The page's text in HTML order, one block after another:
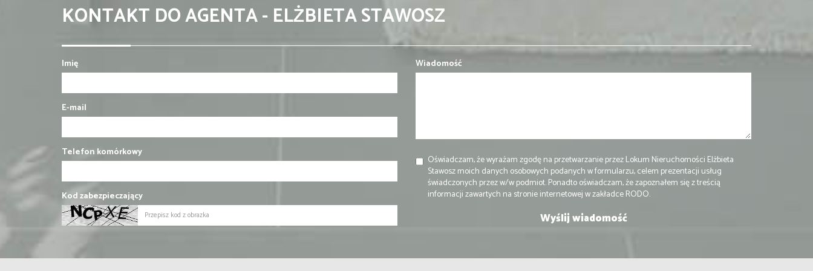
KONTAKT DO AGENTA - ELŻBIETA STAWOSZ
Imię
E-mail
Telefon komórkowy
Kod zabezpieczający
Wiadomość
Oświadczam, że wyrażam zgodę na przetwarzanie przez Lokum Nieruchomości Elżbieta
Stawosz moich danych osobowych podanych w formularzu, celem prezentacji usług
świadczonych przez w/w podmiot. Ponadto oświadczam, że zapoznałem się z treścią
informacji zawartych na stronie internetowej w zakładce RODO.